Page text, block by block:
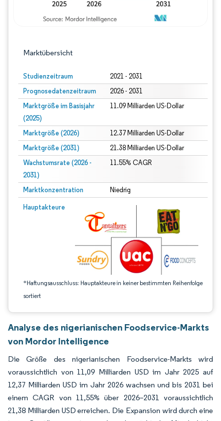
Marktübersicht
Studienzeitraum 2021 - 2031
Prognosedatenzeitraum 2026 - 2031
Marktgröße im Basisjahr
(2025)
11.09 Milliarden US-Dollar
Marktgröße (2026) 12.37 Milliarden US-Dollar
Marktgröße (2031) 21.38 Milliarden US-Dollar
Wachstumsrate (2026 -
2031)
11.55% CAGR
Marktkonzentration Niedrig
Hauptakteure
*Haftungsausschluss: Hauptakteure in keiner bestimmten Reihenfolge
sortiert
Bild © Mordor Intelligence. Wiederverwendung erfordert Namensnennung
Analyse des nigerianischen Foodservice-Markts
von Mordor Intelligence
Die Größe des nigerianischen Foodservice-Markts wird
voraussichtlich von 11,09 Milliarden USD im Jahr 2025 auf
12,37 Milliarden USD im Jahr 2026 wachsen und bis 2031 bei
einem CAGR von 11,55% über 2026–2031 voraussichtlich
21,38 Milliarden USD erreichen. Die Expansion wird durch eine